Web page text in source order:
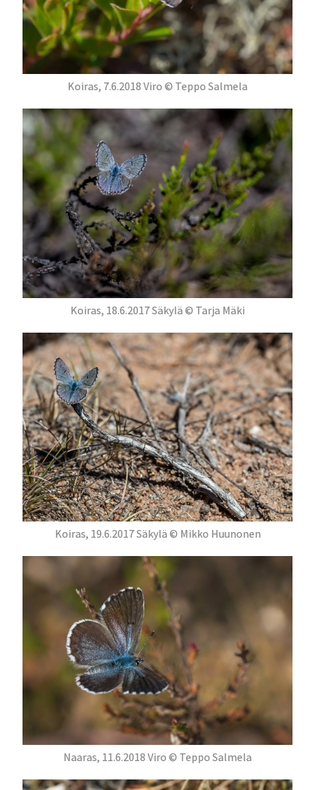
Koiras, 7.6.2018 Viro © Teppo Salmela
Koiras, 18.6.2017 Säkylä © Tarja Mäki
Koiras, 19.6.2017 Säkylä © Mikko Huunonen
Naaras, 11.6.2018 Viro © Teppo Salmela